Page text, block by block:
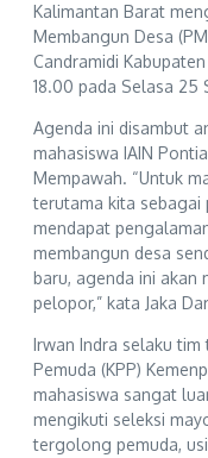
Kalimantan Barat
Membangun Desa
Candramidi
18.00 pada Selasa 25
Agenda ini disambut
mahasiswa IAIN
Mempawah. “Untuk
terutama kita sebagai
mendapat
membangun desa
baru, agenda ini akan
pelopor,” kata Jaka
Irwan Indra selaku
Pemuda (KPP)
mahasiswa sangat
mengikuti seleksi
tergolong pemuda,